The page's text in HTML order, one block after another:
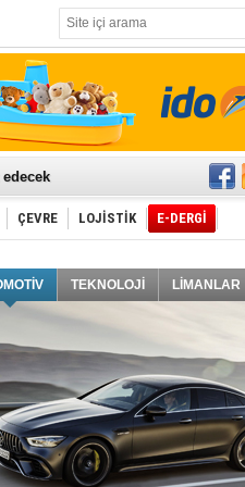
ÇEVRE LOJİSTİK E-DERGİ
TEKNOLOJİ LİMANLAR